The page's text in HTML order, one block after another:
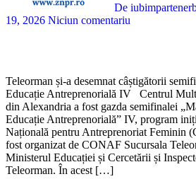
De
19, 2026 Niciun comentariu
Teleorman și-a desemnat câștigătorii
Educație Antreprenorială IV Centrul
din Alexandria a fost gazda semifinalei
Educație Antreprenorială” IV, program
Națională pentru Antreprenoriat Feminin
fost organizat de CONAF Sucursala
Ministerul Educației și Cercetării și
Teleorman. În acest […]